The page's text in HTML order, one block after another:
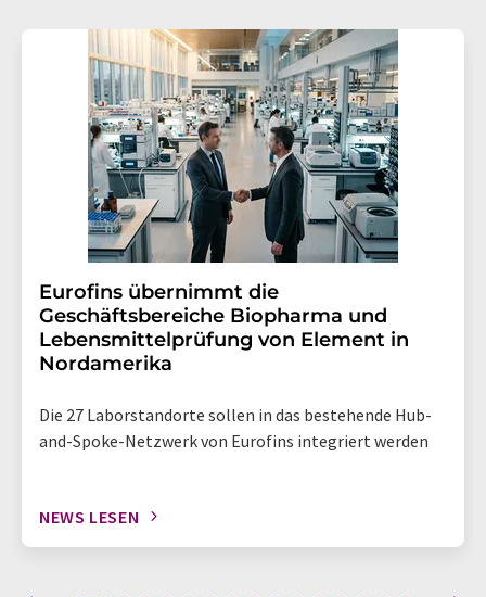
Eurofins übernimmt die
Geschäftsbereiche Biopharma und
Lebensmittelprüfung von Element in
Nordamerika
Die 27 Laborstandorte sollen in das bestehende Hub-
and-Spoke-Netzwerk von Eurofins integriert werden
NEWS LESEN